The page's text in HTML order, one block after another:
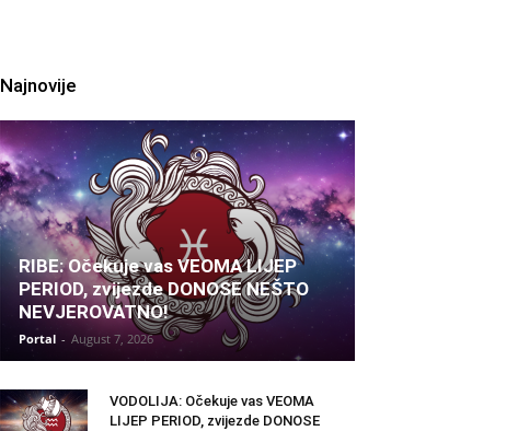
Najnovije
RIBE: Očekuje vas VEOMA LIJEP
PERIOD, zvijezde DONOSE NEŠTO
NEVJEROVATNO!
Portal - August 7, 2026
VODOLIJA: Očekuje vas VEOMA
LIJEP PERIOD, zvijezde DONOSE